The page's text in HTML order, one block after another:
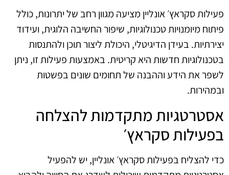
פעילות סקראץ׳ אונליין מציעה מגוון רחב של יתרונות, כולל
פיתוח מיומנויות טכנולוגיות, שיפור החשיבה הלוגית, ועידוד
יצירתיות. בעידן הדיגיטלי, היכולת ליצור תוכן ולהתנסות
בטכנולוגיות חדשות היא קריטית. באמצעות פעילות זו, ניתן
לשפר את הידע וההבנה של תחומים שונים בפשטות
ובמהירות.
אסטרטגיות מתקדמות להצלחה
בפעילות סקראץ׳
כדי להצליח בפעילות סקראץ׳ אונליין, יש להפעיל